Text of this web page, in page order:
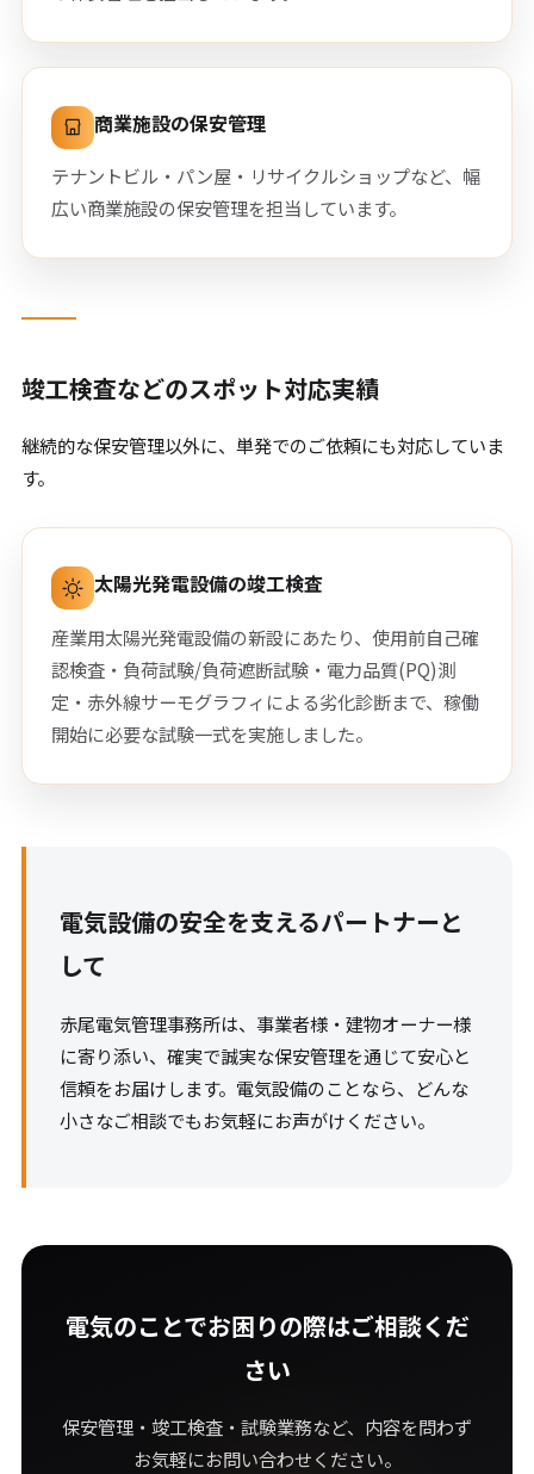
商業施設の保安管理
テナントビル・パン屋・リサイクルショップなど、幅
広い商業施設の保安管理を担当しています。
竣工検査などのスポット対応実績
継続的な保安管理以外に、単発でのご依頼にも対応していま
す。
太陽光発電設備の竣工検査
産業用太陽光発電設備の新設にあたり、使用前自己確
認検査・負荷試験/負荷遮断試験・電力品質(PQ)測
定・赤外線サーモグラフィによる劣化診断まで、稼働
開始に必要な試験一式を実施しました。
電気設備の安全を支えるパートナーと
して
赤尾電気管理事務所は、事業者様・建物オーナー様
に寄り添い、確実で誠実な保安管理を通じて安心と
信頼をお届けします。電気設備のことなら、どんな
小さなご相談でもお気軽にお声がけください。
電気のことでお困りの際はご相談くだ
さい
保安管理・竣工検査・試験業務など、内容を問わず
お気軽にお問い合わせください。